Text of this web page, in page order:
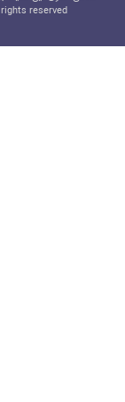
reserved